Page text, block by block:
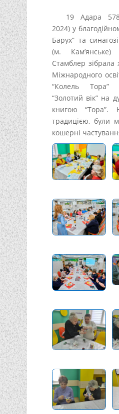
19 Адара
2024) у
Барух” та
(м.
Стамблер зібрала
Міжнародного
“Колель Тора”
“Золотий вік” на
книгою “Тора”.
традицією, були
кошерні